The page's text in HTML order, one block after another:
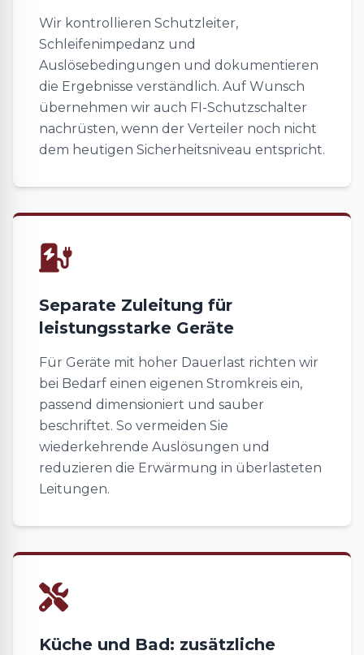
Wir kontrollieren Schutzleiter,
Schleifenimpedanz und
Auslösebedingungen und dokumentieren
die Ergebnisse verständlich. Auf Wunsch
übernehmen wir auch FI-Schutzschalter
nachrüsten, wenn der Verteiler noch nicht
dem heutigen Sicherheitsniveau entspricht.
Separate Zuleitung für
leistungsstarke Geräte
Für Geräte mit hoher Dauerlast richten wir
bei Bedarf einen eigenen Stromkreis ein,
passend dimensioniert und sauber
beschriftet. So vermeiden Sie
wiederkehrende Auslösungen und
reduzieren die Erwärmung in überlasteten
Leitungen.
Küche und Bad: zusätzliche